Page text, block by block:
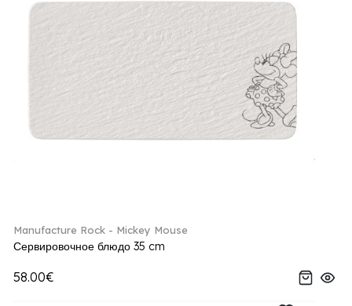
Manufacture Rock - Mickey Mouse
Сервировочное блюдо 35 cm
58.00€